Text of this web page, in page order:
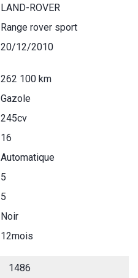
LAND-ROVER
Range rover sport
20/12/2010
262 100 km
Gazole
245cv
16
Automatique
5
5
Noir
12mois
1486